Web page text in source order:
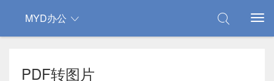
MYD办公
PDF转图片